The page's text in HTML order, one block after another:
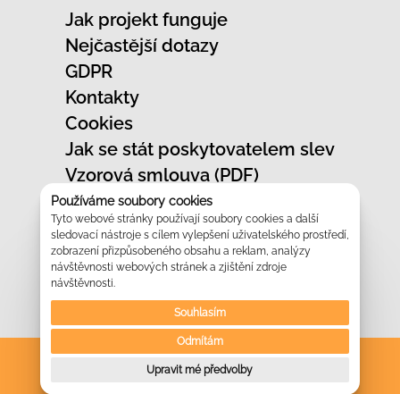
Používáme soubory cookies
Tyto webové stránky používají soubory cookies a další
sledovací nástroje s cílem vylepšení uživatelského prostředí,
zobrazení přizpůsobeného obsahu a reklam, analýzy
návštěvnosti webových stránek a zjištění zdroje
návštěvnosti.
Souhlasím
Odmítám
Upravit mé předvolby
Jak projekt funguje
Nejčastější dotazy
GDPR
Kontakty
Cookies
Jak se stát poskytovatelem slev
Vzorová smlouva (PDF)
Jak označit provozovnu
Vzhled slevových karet
Prezentace projektu
Kontakt na obchodní zástupce
Logo ke stažení
© 2026 Rodinné pasy